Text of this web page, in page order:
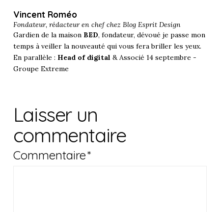
Vincent Roméo
Fondateur, rédacteur en chef chez Blog Esprit Design
Gardien de la maison BED, fondateur, dévoué je passe mon
temps à veiller la nouveauté qui vous fera briller les yeux.
En parallèle : Head of digital & Associé 14 septembre -
Groupe Extreme
Laisser un
commentaire
Commentaire*